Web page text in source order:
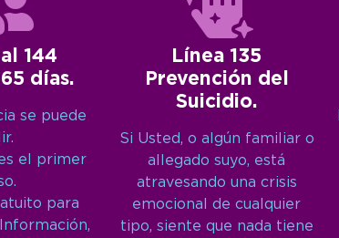
144
días.
se puede
el primer
para
Línea 135
Prevención del
Suicidio.
Si Usted, o algún familiar o
allegado suyo, está
atravesando una crisis
emocional de cualquier
tipo, siente que nada tiene